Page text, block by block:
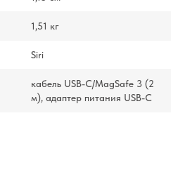
1,51 кг
Siri
кабель USB-C/MagSafe 3 (2
м), адаптер питания USB-C